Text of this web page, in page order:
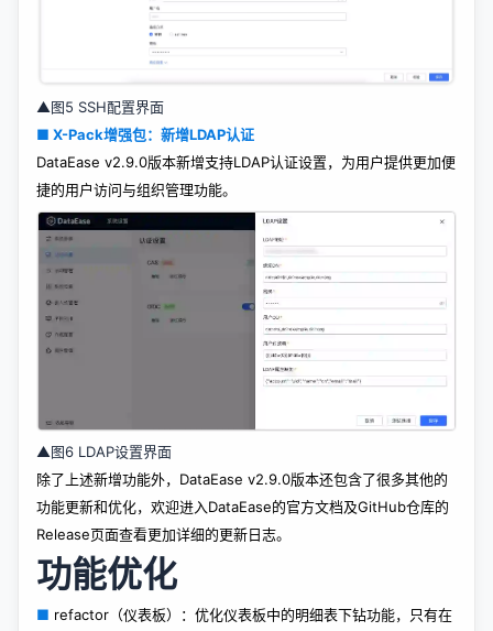
▲图5 SSH配置界面
■ X-Pack增强包：新增LDAP认证
DataEase v2.9.0版本新增支持LDAP认证设置，为用户提供更加便
捷的用户访问与组织管理功能。
▲图6 LDAP设置界面
除了上述新增功能外，DataEase v2.9.0版本还包含了很多其他的
功能更新和优化，欢迎进入DataEase的官方文档及GitHub仓库的
Release页面查看更加详细的更新日志。
功能优化
■ refactor（仪表板）：优化仪表板中的明细表下钻功能，只有在